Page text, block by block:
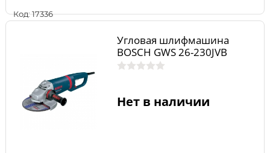
Код: 17336
Угловая шлифмашина
BOSCH GWS 26-230JVB
Нет в наличии